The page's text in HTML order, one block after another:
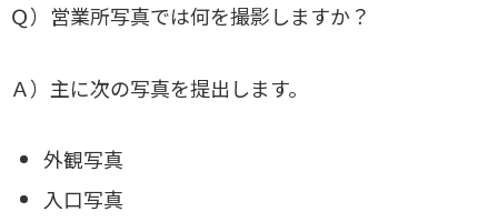
Ｑ）営業所写真では何を撮影しますか？
Ａ）主に次の写真を提出します。
外観写真
入口写真